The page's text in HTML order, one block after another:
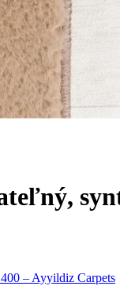
– Ayyildiz Carpets